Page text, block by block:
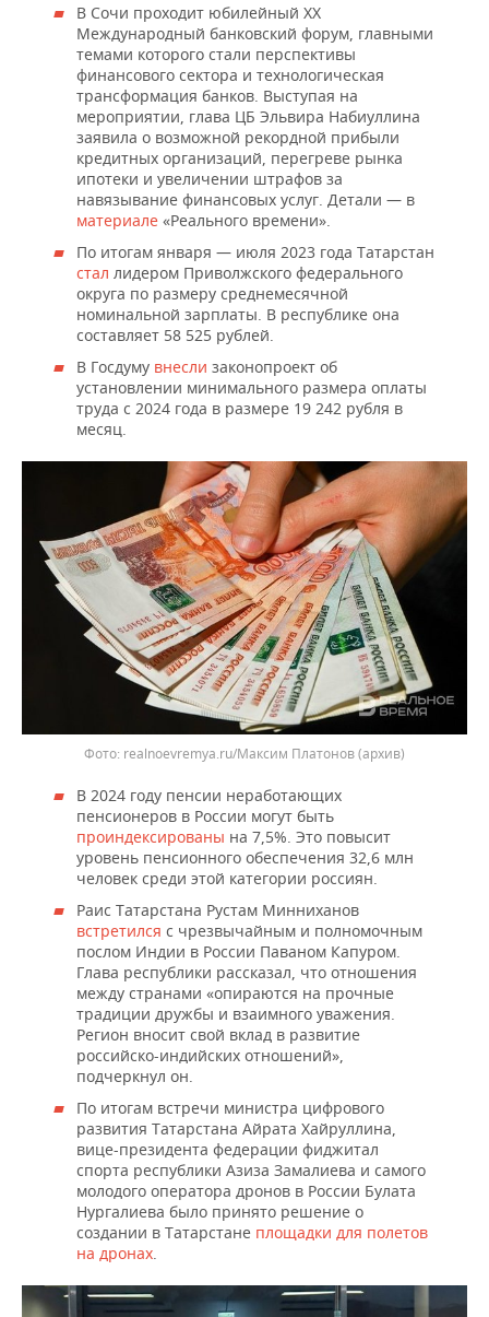
В Сочи проходит юбилейный ХХ
Международный банковский форум, главными
темами которого стали перспективы
финансового сектора и технологическая
трансформация банков. Выступая на
мероприятии, глава ЦБ Эльвира Набиуллина
заявила о возможной рекордной прибыли
кредитных организаций, перегреве рынка
ипотеки и увеличении штрафов за
навязывание финансовых услуг. Детали — в
материале «Реального времени».
По итогам января — июля 2023 года Татарстан
стал лидером Приволжского федерального
округа по размеру среднемесячной
номинальной зарплаты. В республике она
составляет 58 525 рублей.
В Госдуму внесли законопроект об
установлении минимального размера оплаты
труда с 2024 года в размере 19 242 рубля в
месяц.
realnoevremya.ru/Максим Платонов (архив)
В 2024 году пенсии неработающих
пенсионеров в России могут быть
проиндексированы на 7,5%. Это повысит
уровень пенсионного обеспечения 32,6 млн
человек среди этой категории россиян.
Раис Татарстана Рустам Минниханов
встретился с чрезвычайным и полномочным
послом Индии в России Паваном Капуром.
Глава республики рассказал, что отношения
между странами «опираются на прочные
традиции дружбы и взаимного уважения.
Регион вносит свой вклад в развитие
российско-индийских отношений»,
подчеркнул он.
По итогам встречи министра цифрового
развития Татарстана Айрата Хайруллина,
вице-президента федерации фиджитал
спорта республики Азиза Замалиева и самого
молодого оператора дронов в России Булата
Нургалиева было принято решение о
создании в Татарстане площадки для полетов
на дронах.